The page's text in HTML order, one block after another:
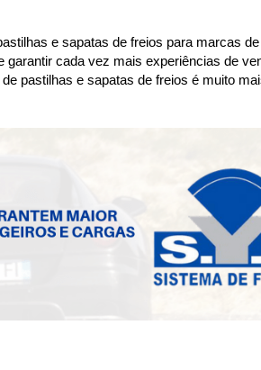
e sapatas de freios para marcas
garantir cada vez mais experiências de
pastilhas e sapatas de freios é muito